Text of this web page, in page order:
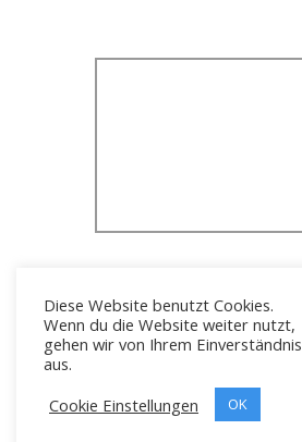
Icons erstellt von
Diese Website benutzt Cookies.
Wenn du die Website weiter nutzt,
gehen wir von Ihrem Einverständnis
aus.
Cookie Einstellungen
OK